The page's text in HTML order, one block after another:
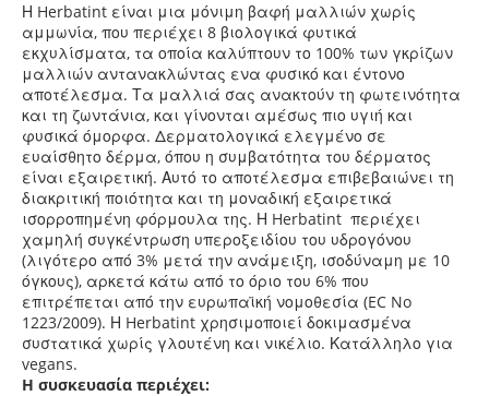
Η Herbatint είναι μια μόνιμη βαφή μαλλιών χωρίς
αμμωνία, που περιέχει 8 βιολογικά φυτικά
εκχυλίσματα, τα οποία καλύπτουν το 100% των γκρίζων
μαλλιών αντανακλώντας ενα φυσικό και έντονο
αποτέλεσμα. Τα μαλλιά σας ανακτούν τη φωτεινότητα
και τη ζωντάνια, και γίνονται αμέσως πιο υγιή και
φυσικά όμορφα. Δερματολογικά ελεγμένο σε
ευαίσθητο δέρμα, όπου η συμβατότητα του δέρματος
είναι εξαιρετική. Αυτό το αποτέλεσμα επιβεβαιώνει τη
διακριτική ποιότητα και τη μοναδική εξαιρετικά
ισορροπημένη φόρμουλα της. Η Herbatint περιέχει
χαμηλή συγκέντρωση υπεροξειδίου του υδρογόνου
(λιγότερο από 3% μετά την ανάμειξη, ισοδύναμη με 10
όγκους), αρκετά κάτω από το όριο του 6% που
επιτρέπεται από την ευρωπαϊκή νομοθεσία (EC No
1223/2009). Η Herbatint χρησιμοποιεί δοκιμασμένα
συστατικά χωρίς γλουτένη και νικέλιο. Κατάλληλο για
vegans.
Η συσκευασία περιέχει: